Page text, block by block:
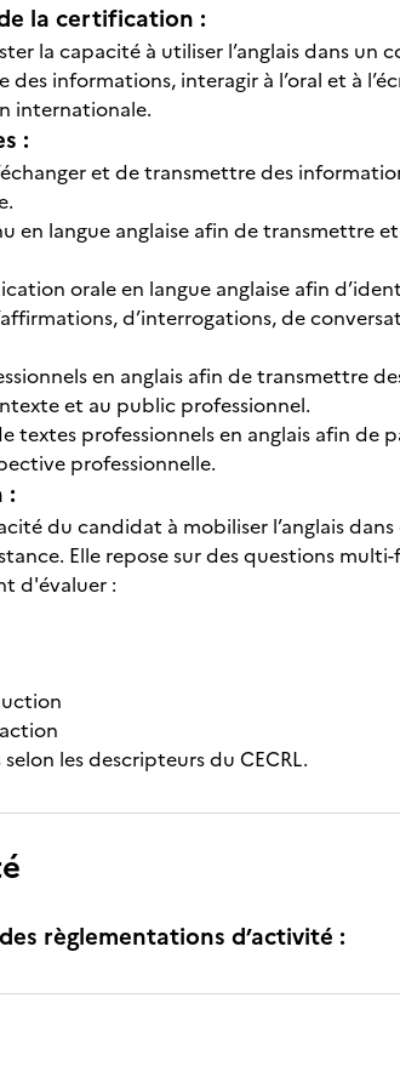
la certification :
la capacité à utiliser l’anglais dans
informations, interagir à l’oral et à
internationale.
:
et de transmettre des
en langue anglaise afin de transmettre
orale en langue anglaise afin
d’interrogations, de
en anglais afin de transmettre
et au public professionnel.
textes professionnels en anglais afin de
professionnelle.
:
du candidat à mobiliser l’anglais
Elle repose sur des questions
d'évaluer :
les descripteurs du CECRL.
règlementations d’activité :